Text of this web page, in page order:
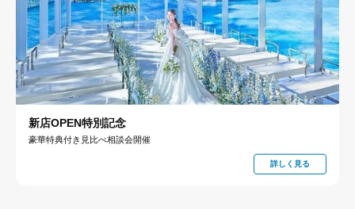
新店OPEN特別記念
豪華特典付き見比べ相談会開催
詳しく見る